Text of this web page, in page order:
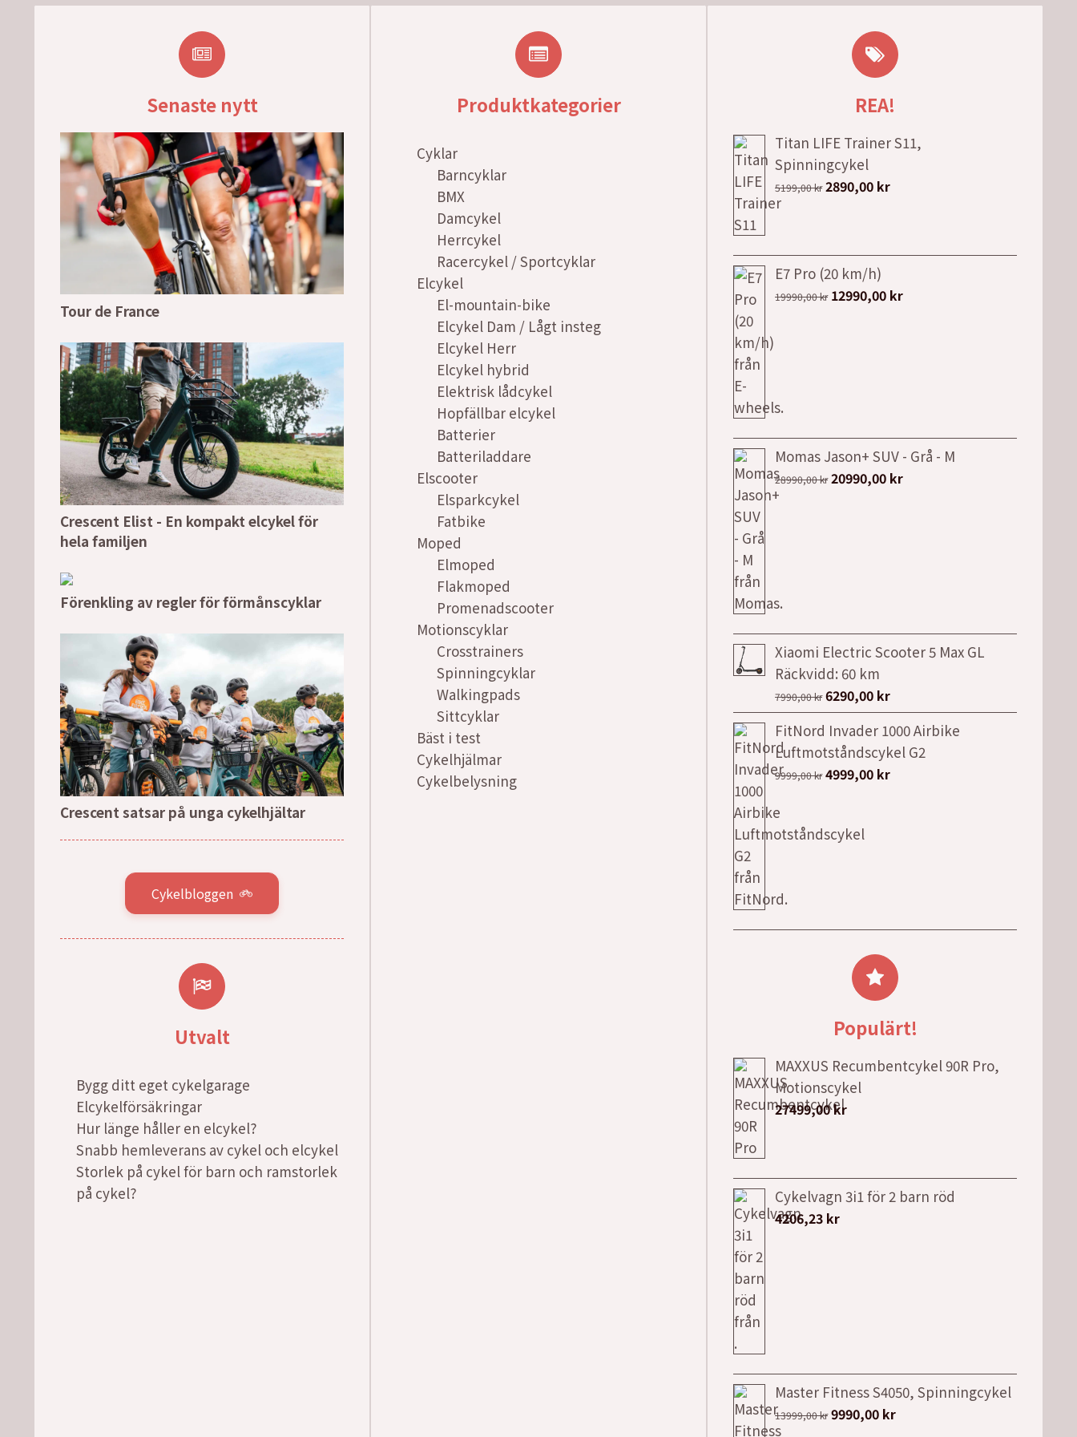
Senaste nytt
Tour de France
Crescent Elist - En kompakt elcykel för
hela familjen
Förenkling av regler för förmånscyklar
Crescent satsar på unga cykelhjältar
Cykelbloggen
Utvalt
Bygg ditt eget cykelgarage
Elcykelförsäkringar
Hur länge håller en elcykel?
Snabb hemleverans av cykel och elcykel
Storlek på cykel för barn och ramstorlek
på cykel?
Produktkategorier
Cyklar
Barncyklar
BMX
Damcykel
Herrcykel
Racercykel / Sportcyklar
Elcykel
El-mountain-bike
Elcykel Dam / Lågt insteg
Elcykel Herr
Elcykel hybrid
Elektrisk lådcykel
Hopfällbar elcykel
Batterier
Batteriladdare
Elscooter
Elsparkcykel
Fatbike
Moped
Elmoped
Flakmoped
Promenadscooter
Motionscyklar
Crosstrainers
Spinningcyklar
Walkingpads
Sittcyklar
Bäst i test
Cykelhjälmar
Cykelbelysning
REA!
Titan LIFE Trainer S11,
Spinningcykel
5199,00kr Det
var:
5199,00 kr.
2890,00 kr
är:
E7 Pro (20 km/h)
19990,00kr Det
12990,00 kr
Momas Jason+ SUV - Grå - M
28990,00kr Det
20990,00 kr
Xiaomi Electric Scooter 5 Max GL
Räckvidd: 60 km
7990,00kr Det
ursprungliga
priset
var:
7990,00 kr.
6290,00 kr
nuvarande
priset
är:
FitNord Invader 1000 Airbike
Luftmotståndscykel G2
9999,00kr Det
var:
4999,00 kr
Populärt!
MAXXUS Recumbentcykel 90R Pro,
Motionscykel
27499,00kr
Cykelvagn 3i1 för 2 barn röd
4206,23 kr
Master Fitness S4050, Spinningcykel
13999,00kr Det
9990,00 kr